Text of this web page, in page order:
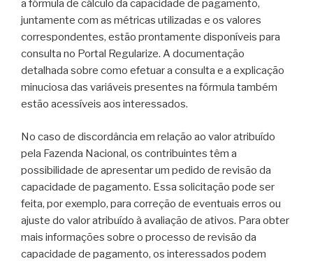
a fórmula de cálculo da capacidade de pagamento,
juntamente com as métricas utilizadas e os valores
correspondentes, estão prontamente disponíveis para
consulta no Portal Regularize. A documentação
detalhada sobre como efetuar a consulta e a explicação
minuciosa das variáveis presentes na fórmula também
estão acessíveis aos interessados.
No caso de discordância em relação ao valor atribuído
pela Fazenda Nacional, os contribuintes têm a
possibilidade de apresentar um pedido de revisão da
capacidade de pagamento. Essa solicitação pode ser
feita, por exemplo, para correção de eventuais erros ou
ajuste do valor atribuído à avaliação de ativos. Para obter
mais informações sobre o processo de revisão da
capacidade de pagamento, os interessados podem